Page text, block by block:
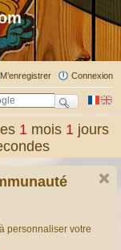
Connexion
M’enregistrer
1 mois1 jours
personnaliser votre